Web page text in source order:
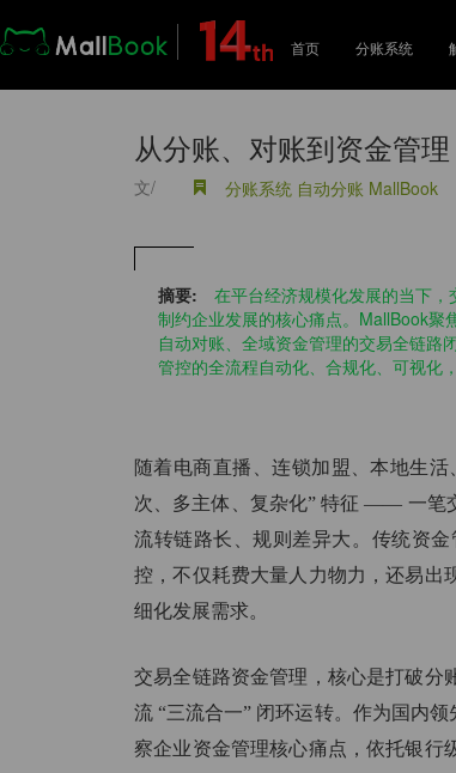
首页 分账系统
从分账、对账到资金管
文/ 分账系统 自动分账 MallBook
摘要: 在平台经济规模化发展的当下
制约企业发展的核心痛点。MallBook聚
自动对账、全域资金管理的交易全链路
管控的全流程自动化、合规化、可视化
随着电商直播、连锁加盟、本地生
次、多主体、复杂化” 特征 —— 一笔
流转链路长、规则差异大。传统资
控，不仅耗费大量人力物力，还易出
细化发展需求。
交易全链路资金管理，核心是打破分
流 “三流合一” 闭环运转。作为国内
察企业资金管理核心痛点，依托银行